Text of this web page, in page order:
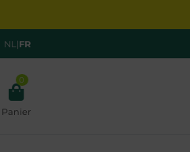
NL|FR
0
Panier